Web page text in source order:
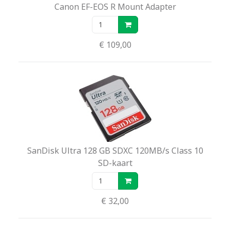
Canon EF-EOS R Mount Adapter
€ 109,00
SanDisk Ultra 128 GB SDXC 120MB/s Class 10
SD-kaart
€ 32,00